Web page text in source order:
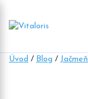
Úvod / Blog /